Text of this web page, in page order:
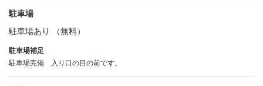
駐車場
駐車場あり （無料）
駐車場補足
駐車場完備 入り口の目の前です。